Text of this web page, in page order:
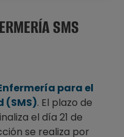
SMS
para el
(SMS). El plazo de
el día 21 de
se realiza por